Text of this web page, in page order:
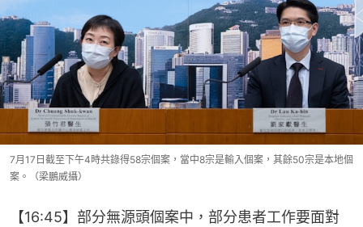
7月17日截至下午4時共錄得58宗個案，當中8宗是輸入個案，其餘50宗是本地個
案。（梁鵬威攝）
【16:45】部分無源頭個案中，部分患者工作要面對